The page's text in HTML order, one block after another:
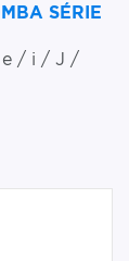
SÉRIE
e / i / J /